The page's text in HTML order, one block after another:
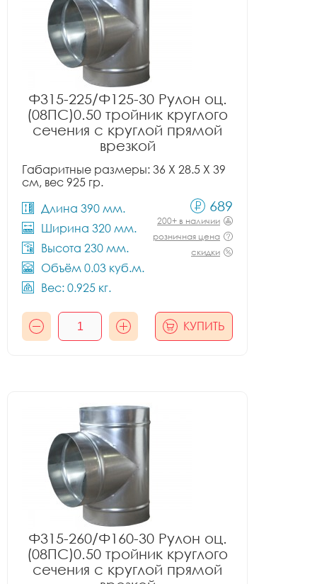
Ф315-225/Ф125-30 Рулон оц.
(08ПС)0.50 тройник круглого
сечения с круглой прямой
врезкой
Габаритные размеры: 36 X 28.5 X 39
см, вес 925 гр.
Длина 390 мм.
Ширина 320 мм.
Высота 230 мм.
Объём 0.03 куб.м.
Вес: 0.925 кг.
689
200+ в наличии
розничная цена
скидки
КУПИТЬ
Ф315-260/Ф160-30 Рулон оц.
(08ПС)0.50 тройник круглого
сечения с круглой прямой